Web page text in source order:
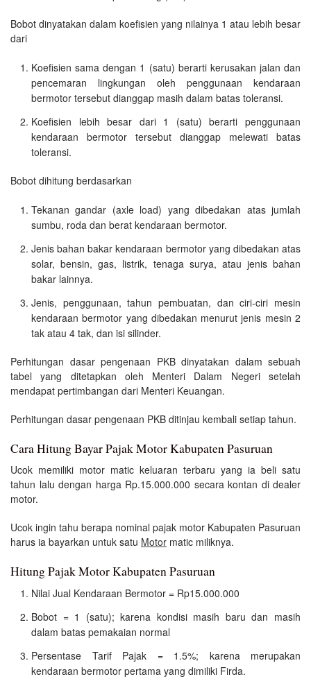
Bobot dinyatakan dalam koefisien yang nilainya 1 atau lebih besar
dari
Koefisien sama dengan 1 (satu) berarti kerusakan jalan dan
pencemaran lingkungan oleh penggunaan kendaraan
bermotor tersebut dianggap masih dalam batas toleransi.
Koefisien lebih besar dari 1 (satu) berarti penggunaan
kendaraan bermotor tersebut dianggap melewati batas
toleransi.
Bobot dihitung berdasarkan
Tekanan gandar (axle load) yang dibedakan atas jumlah
sumbu, roda dan berat kendaraan bermotor.
Jenis bahan bakar kendaraan bermotor yang dibedakan atas
solar, bensin, gas, listrik, tenaga surya, atau jenis bahan
bakar lainnya.
Jenis, penggunaan, tahun pembuatan, dan ciri-ciri mesin
kendaraan bermotor yang dibedakan menurut jenis mesin 2
tak atau 4 tak, dan isi silinder.
Perhitungan dasar pengenaan PKB dinyatakan dalam sebuah
tabel yang ditetapkan oleh Menteri Dalam Negeri setelah
mendapat pertimbangan dari Menteri Keuangan.
Perhitungan dasar pengenaan PKB ditinjau kembali setiap tahun.
Cara Hitung Bayar Pajak Motor Kabupaten Pasuruan
Ucok memiliki motor matic keluaran terbaru yang ia beli satu
tahun lalu dengan harga Rp.15.000.000 secara kontan di dealer
motor.
Ucok ingin tahu berapa nominal pajak motor Kabupaten Pasuruan
harus ia bayarkan untuk satu Motor matic miliknya.
Hitung Pajak Motor Kabupaten Pasuruan
Nilai Jual Kendaraan Bermotor = Rp15.000.000
Bobot = 1 (satu); karena kondisi masih baru dan masih
dalam batas pemakaian normal
Persentase Tarif Pajak = 1.5%; karena merupakan
kendaraan bermotor pertama yang dimiliki Firda.